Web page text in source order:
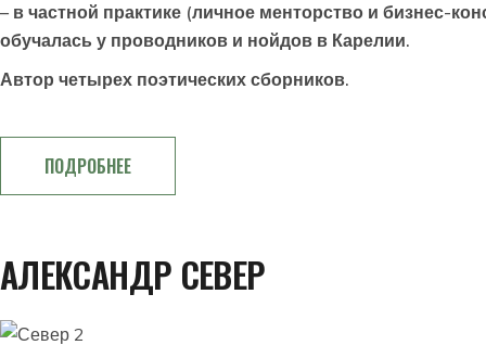
– в частной практике (личное менторство и бизнес-
обучалась у проводников и нойдов в Карелии.
Автор четырех поэтических сборников.
ПОДРОБНЕЕ
АЛЕКСАНДР СЕВЕР